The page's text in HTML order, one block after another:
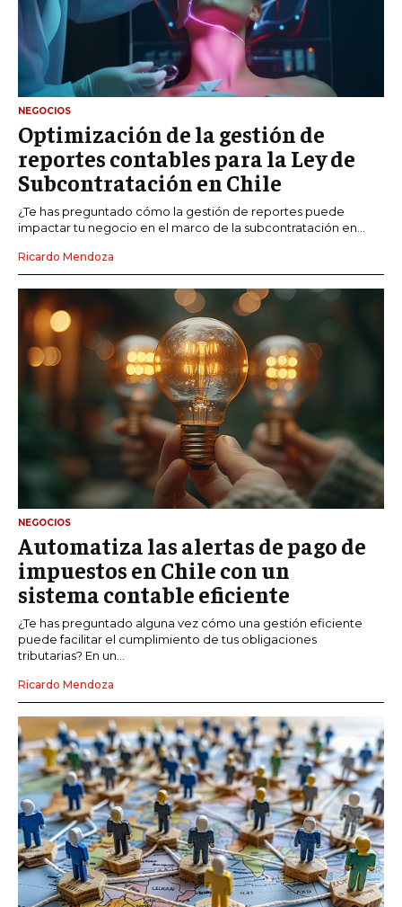
NEGOCIOS
Optimización de la gestión de
reportes contables para la Ley de
Subcontratación en Chile
¿Te has preguntado cómo la gestión de reportes puede
impactar tu negocio en el marco de la subcontratación en...
Ricardo Mendoza
NEGOCIOS
Automatiza las alertas de pago de
impuestos en Chile con un
sistema contable eficiente
¿Te has preguntado alguna vez cómo una gestión eficiente
puede facilitar el cumplimiento de tus obligaciones
tributarias? En un...
Ricardo Mendoza